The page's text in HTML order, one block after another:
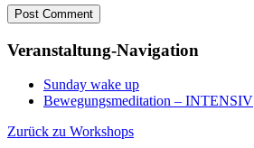
Veranstaltung-Navigation
Sunday wake up
Bewegungsmeditation – INTENSIV
Zurück zu Workshops